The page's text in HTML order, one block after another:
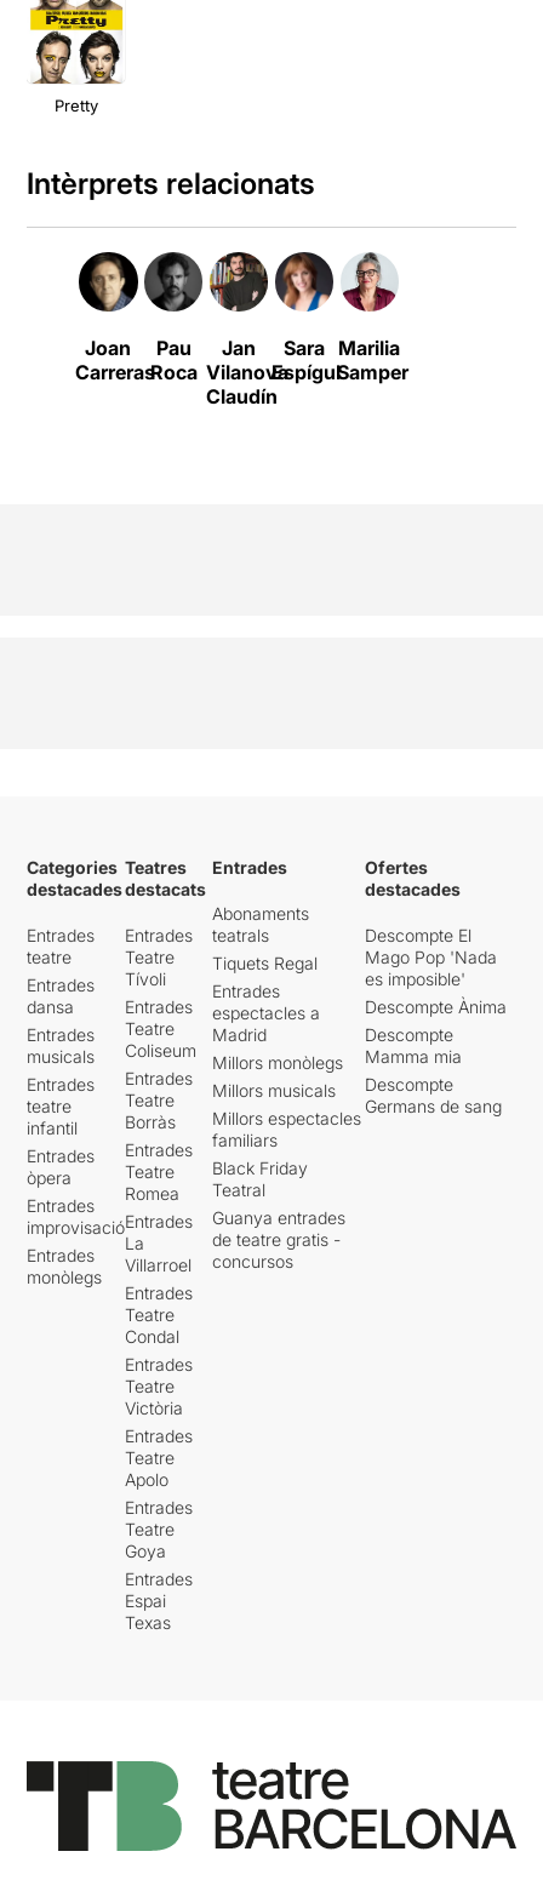
Pretty
Intèrprets relacionats
Joan
Carreras
Pau
Roca
Jan
Vilanova
Claudín
Sara
Espígul
Marilia
Samper
Categories
destacades
Entrades
teatre
Entrades
dansa
Entrades
musicals
Entrades
teatre
infantil
Entrades
òpera
Entrades
improvisació
Entrades
monòlegs
Teatres
destacats
Entrades
Teatre
Tívoli
Entrades
Teatre
Coliseum
Entrades
Teatre
Borràs
Entrades
Teatre
Romea
Entrades
La
Villarroel
Entrades
Teatre
Condal
Entrades
Teatre
Victòria
Entrades
Teatre
Apolo
Entrades
Teatre
Goya
Entrades
Espai
Texas
Entrades
Abonaments
teatrals
Tiquets Regal
Entrades
espectacles a
Madrid
Millors monòlegs
Millors musicals
Millors espectacles
familiars
Black Friday
Teatral
Guanya entrades
de teatre gratis -
concursos
Ofertes
destacades
Descompte El
Mago Pop 'Nada
es imposible'
Descompte Ànima
Descompte
Mamma mia
Descompte
Germans de sang